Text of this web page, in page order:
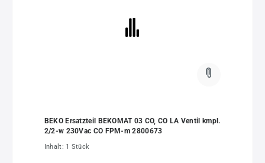
BEKO Ersatzteil BEKOMAT 03 CO, CO LA Ventil kmpl.
2/2-w 230Vac CO FPM-m 2800673
Inhalt: 1 Stück